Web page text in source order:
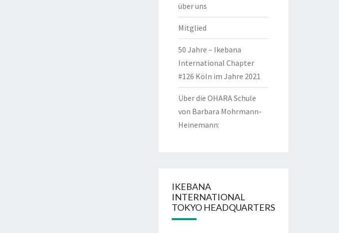
über uns
Mitglied
50 Jahre – Ikebana
International Chapter
#126 Köln im Jahre 2021
Über die OHARA Schule
von Barbara Mohrmann-
Heinemann:
IKEBANA
INTERNATIONAL
TOKYO HEADQUARTERS